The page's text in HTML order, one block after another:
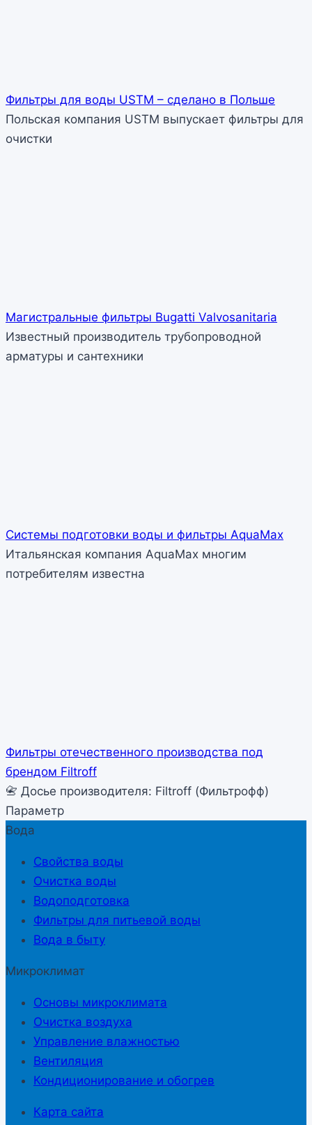
Фильтры для воды USTM – сделано в Польше
Польская компания USTM выпускает фильтры для
очистки
Магистральные фильтры Bugatti Valvosanitaria
Известный производитель трубопроводной
арматуры и сантехники
Системы подготовки воды и фильтры AquaMax
Итальянская компания AquaMax многим
потребителям известна
Фильтры отечественного производства под
брендом Filtroff
📇 Досье производителя: Filtroff (Фильтрофф)
Параметр
Вода
Свойства воды
Очистка воды
Водоподготовка
Фильтры для питьевой воды
Вода в быту
Микроклимат
Основы микроклимата
Очистка воздуха
Управление влажностью
Вентиляция
Кондиционирование и обогрев
Карта сайта